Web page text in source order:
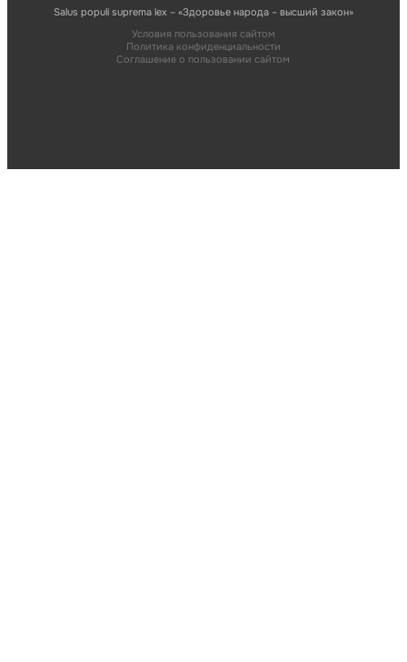
Salus populi suprema lex – «Здоровье народа – высший закон»
Условия пользования сайтом
Политика конфиденциальности
Соглашение о пользовании сайтом